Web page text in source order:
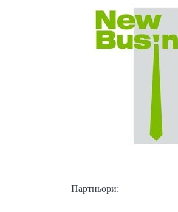
Партньори: